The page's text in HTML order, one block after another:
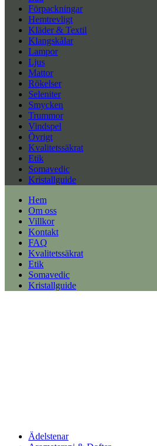
Förpackningar
Hemtrevligt
Kläder & Textil
Klangskålar
Lampor
Ljus
Mattor
Rökelser
Seleniter
Smycken
Trummor
Vindspel
Övrigt
Kvalitetssäkrat
Etik
Somavedic
Kristallguide
Hem
Om oss
Villkor
Kontakt
FAQ
Kvalitetssäkrat
Etik
Somavedic
Kristallguide
Ädelstenar